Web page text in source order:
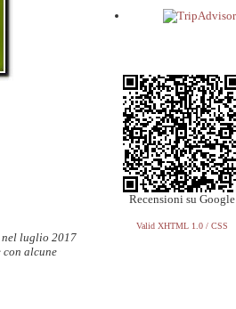
nel luglio 2017
con alcune
Recensioni su Google
Valid XHTML 1.0 / CSS